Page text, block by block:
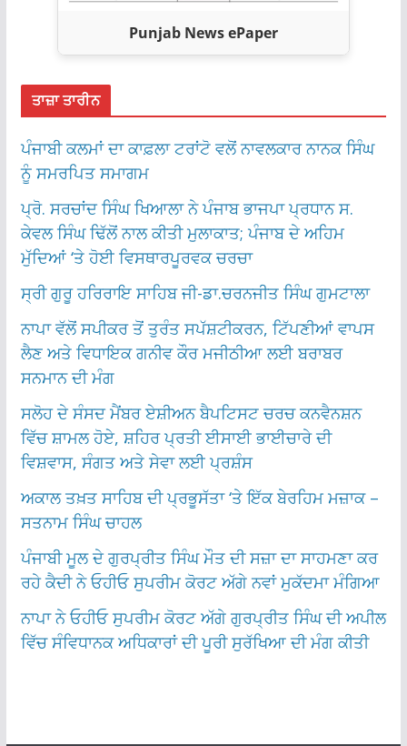
Punjab News ePaper
ਤਾਜ਼ਾ ਤਾਰੀਨ
ਪੰਜਾਬੀ ਕਲਮਾਂ ਦਾ ਕਾਫ਼ਲਾ ਟਰਾਂਟੋ ਵਲੋਂ ਨਾਵਲਕਾਰ ਨਾਨਕ ਸਿੰਘ
ਨੂੰ ਸਮਰਪਿਤ ਸਮਾਗਮ
ਪ੍ਰੋ. ਸਰਚਾਂਦ ਸਿੰਘ ਖਿਆਲਾ ਨੇ ਪੰਜਾਬ ਭਾਜਪਾ ਪ੍ਰਧਾਨ ਸ.
ਕੇਵਲ ਸਿੰਘ ਢਿੱਲੋਂ ਨਾਲ ਕੀਤੀ ਮੁਲਾਕਾਤ; ਪੰਜਾਬ ਦੇ ਅਹਿਮ
ਮੁੱਦਿਆਂ ‘ਤੇ ਹੋਈ ਵਿਸਥਾਰਪੂਰਵਕ ਚਰਚਾ
ਸ੍ਰੀ ਗੁਰੂ ਹਰਿਰਾਇ ਸਾਹਿਬ ਜੀ-ਡਾ.ਚਰਨਜੀਤ ਸਿੰਘ ਗੁਮਟਾਲਾ
ਨਾਪਾ ਵੱਲੋਂ ਸਪੀਕਰ ਤੋਂ ਤੁਰੰਤ ਸਪੱਸ਼ਟੀਕਰਨ, ਟਿੱਪਣੀਆਂ ਵਾਪਸ
ਲੈਣ ਅਤੇ ਵਿਧਾਇਕ ਗਨੀਵ ਕੌਰ ਮਜੀਠੀਆ ਲਈ ਬਰਾਬਰ
ਸਨਮਾਨ ਦੀ ਮੰਗ
ਸਲੋਹ ਦੇ ਸੰਸਦ ਮੈਂਬਰ ਏਸ਼ੀਅਨ ਬੈਪਟਿਸਟ ਚਰਚ ਕਨਵੈਨਸ਼ਨ
ਵਿੱਚ ਸ਼ਾਮਲ ਹੋਏ, ਸ਼ਹਿਰ ਪ੍ਰਤੀ ਈਸਾਈ ਭਾਈਚਾਰੇ ਦੀ
ਵਿਸ਼ਵਾਸ, ਸੰਗਤ ਅਤੇ ਸੇਵਾ ਲਈ ਪ੍ਰਸ਼ੰਸ
ਅਕਾਲ ਤਖ਼ਤ ਸਾਹਿਬ ਦੀ ਪ੍ਰਭੂਸੱਤਾ ‘ਤੇ ਇੱਕ ਬੇਰਹਿਮ ਮਜ਼ਾਕ –
ਸਤਨਾਮ ਸਿੰਘ ਚਾਹਲ
ਪੰਜਾਬੀ ਮੂਲ ਦੇ ਗੁਰਪ੍ਰੀਤ ਸਿੰਘ ਮੌਤ ਦੀ ਸਜ਼ਾ ਦਾ ਸਾਹਮਣਾ ਕਰ
ਰਹੇ ਕੈਦੀ ਨੇ ਓਹੀਓ ਸੁਪਰੀਮ ਕੋਰਟ ਅੱਗੇ ਨਵਾਂ ਮੁਕੱਦਮਾ ਮੰਗਿਆ
ਨਾਪਾ ਨੇ ਓਹੀਓ ਸੁਪਰੀਮ ਕੋਰਟ ਅੱਗੇ ਗੁਰਪ੍ਰੀਤ ਸਿੰਘ ਦੀ ਅਪੀਲ
ਵਿੱਚ ਸੰਵਿਧਾਨਕ ਅਧਿਕਾਰਾਂ ਦੀ ਪੂਰੀ ਸੁਰੱਖਿਆ ਦੀ ਮੰਗ ਕੀਤੀ